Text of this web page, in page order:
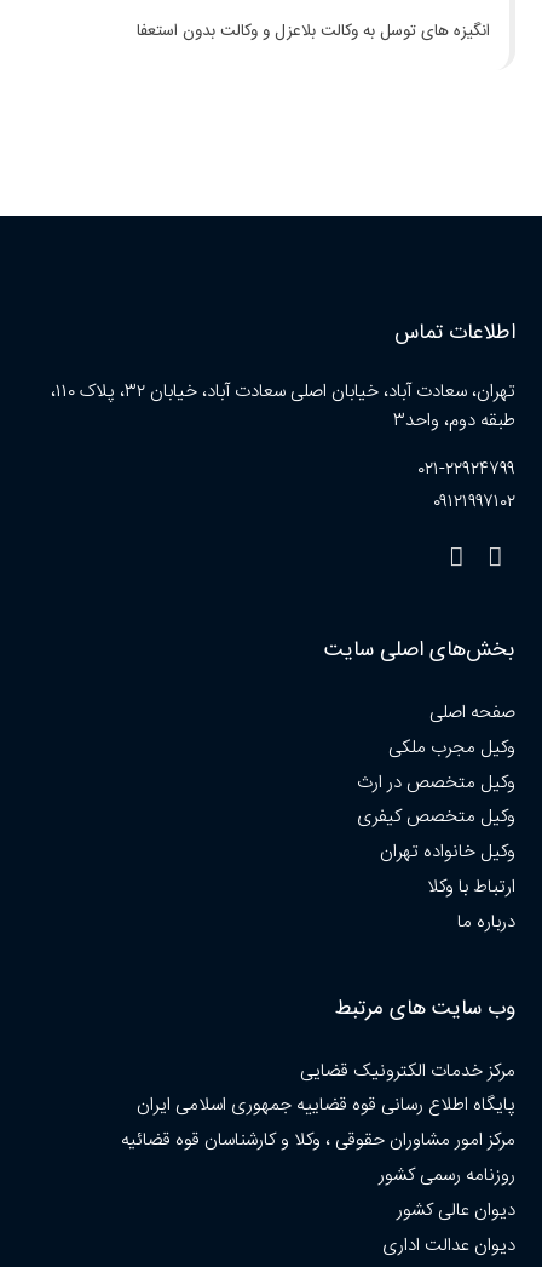
انگیزه های توسل به وکالت بلاعزل و وکالت بدون استعفا
اطلاعات تماس
تهران، سعادت آباد، خیابان اصلی سعادت آباد، خیابان ۳۲، پلاک ۱۱۰،
طبقه دوم، واحد۳
۰۲۱-۲۲۹۲۴۷۹۹
۰۹۱۲۱۹۹۷۱۰۲
بخش‌های اصلی سایت
صفحه اصلی
وکیل مجرب ملکی
وکیل متخصص در ارث
وکیل متخصص کیفری
وکیل خانواده تهران
ارتباط با وکلا
درباره ما
وب سایت های مرتبط
مرکز خدمات الکترونیک قضایی
پایگاه اطلاع رسانی قوه قضاییه جمهوری اسلامی ایران
مرکز امور مشاوران حقوقی ، وکلا و کارشناسان قوه قضائیه
روزنامه رسمی کشور
دیوان عالی کشور
دیوان عدالت اداری